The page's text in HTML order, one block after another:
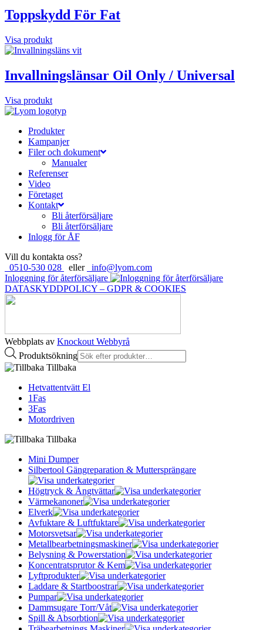
Toppskydd För Fat
Visa produkt
Invallningslänsar Oil Only / Universal
Visa produkt
Produkter
Kampanjer
Filer och dokument
Manualer
Referenser
Video
Företaget
Kontakt
Bli återförsäljare
Bli återförsäljare
Inlogg för ÅF
Vill du kontakta oss?
0510-530 028
eller
info@lyom.com
Inloggning för återförsäljare
DATASKYDDPOLICY – GDPR & COOKIES
Webbplats av Knockout Webbyrå
Produktsökning
Tillbaka
Hetvattentvätt El
1Fas
3Fas
Motordriven
Tillbaka
Mini Dumper
Silbertool Gängreparation & Muttersprängare
Högtryck & Ångtvättar
Värmekanoner
Elverk
Avfuktare & Luftfuktare
Motorsvetsar
Metallbearbetningsmaskiner
Belysning & Powerstation
Koncentratsprutor & Kem
Lyftprodukter
Laddare & Startboostrar
Pumpar
Dammsugare Torr/Våt
Spill & Absorbtion